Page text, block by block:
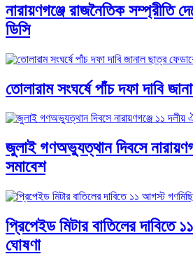
নারায়ণগঞ্জে রাজনৈতিক সম্প্রীতি
ডিসি
তোলারাম সংঘর্ষে পাঁচ দফা দাবি
জুলাই গণঅভ্যুত্থান দিবসে
সমাবেশ
প্রিপেইড মিটার বাতিলের দাবিতে
ঘোষণা